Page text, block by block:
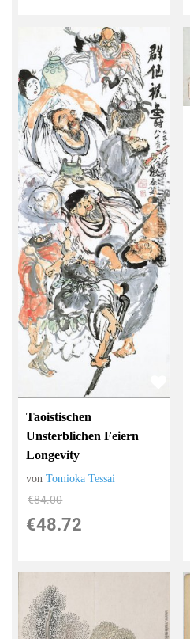
Taoistischen
Unsterblichen Feiern
Longevity
vonTomioka Tessai
€84.00
€48.72